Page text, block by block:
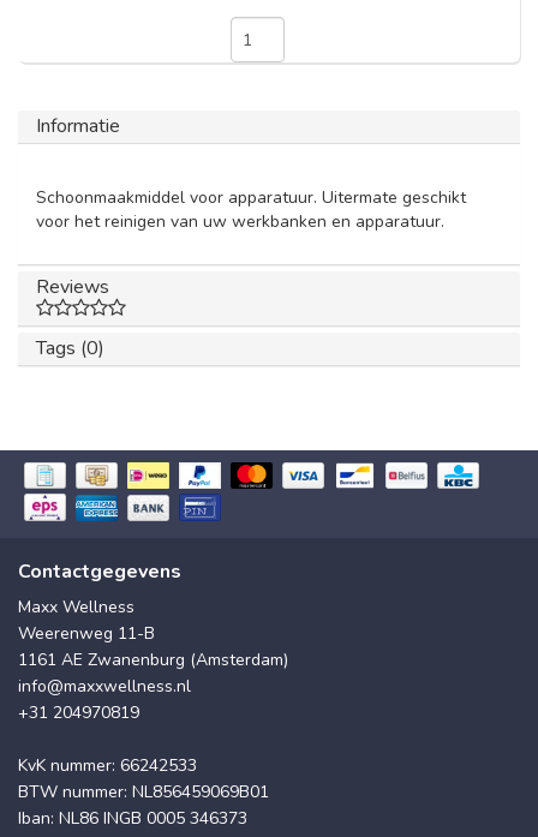
Informatie
Schoonmaakmiddel voor apparatuur. Uitermate geschikt
voor het reinigen van uw werkbanken en apparatuur.
Reviews
Tags (0)
Contactgegevens
Maxx Wellness
Weerenweg 11-B
1161 AE Zwanenburg (Amsterdam)
info@maxxwellness.nl
+31 204970819
KvK nummer: 66242533
BTW nummer: NL856459069B01
Iban: NL86 INGB 0005 346373